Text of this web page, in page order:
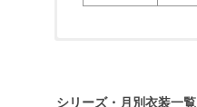
シリーズ・月別衣装一覧